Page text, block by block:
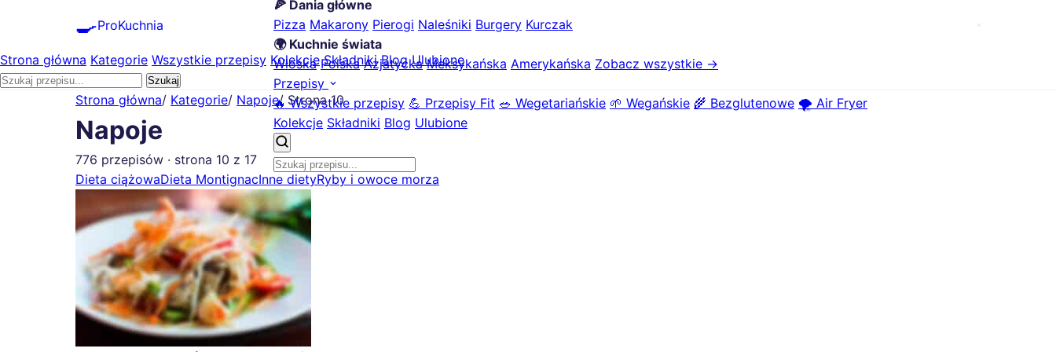
🍳ProKuchnia
🍕 Dania główne
Pizza Makarony Pierogi Naleśniki Burgery Kurczak
🌍 Kuchnie świata
Włoska Polska Azjatycka Meksykańska Amerykańska Zobacz wszystkie →
Przepisy
🔥 Wszystkie przepisy 💪 Przepisy Fit 🥗 Wegetariańskie 🌱 Wegańskie 🌾 Bezglutenowe 🌪️ Air Fryer
Kolekcje Składniki Blog Ulubione
Strona główna Kategorie Wszystkie przepisy Kolekcje Składniki Blog Ulubione
Szukaj
Strona główna/ Kategorie/ Napoje/ Strona 10
Napoje
776 przepisów · strona 10 z 17
Dieta ciążowaDieta MontignacInne dietyRyby i owoce morza